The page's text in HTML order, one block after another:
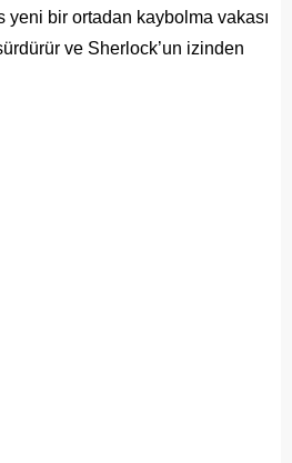
yeni bir ortadan kaybolma vakası
ve Sherlock’un izinden